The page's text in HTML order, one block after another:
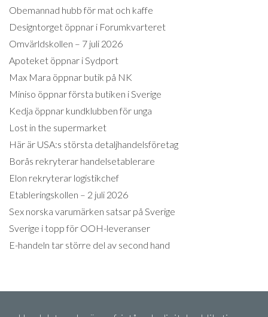
Obemannad hubb för mat och kaffe
Designtorget öppnar i Forumkvarteret
Omvärldskollen – 7 juli 2026
Apoteket öppnar i Sydport
Max Mara öppnar butik på NK
Miniso öppnar första butiken i Sverige
Kedja öppnar kundklubben för unga
Lost in the supermarket
Här är USA:s största detaljhandelsföretag
Borås rekryterar handelsetablerare
Elon rekryterar logistikchef
Etableringskollen – 2 juli 2026
Sex norska varumärken satsar på Sverige
Sverige i topp för OOH-leveranser
E-handeln tar större del av second hand